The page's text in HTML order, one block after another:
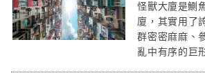
怪獸大廈是鰂
廈，其實用了
群密密麻麻、
亂中有序的巨